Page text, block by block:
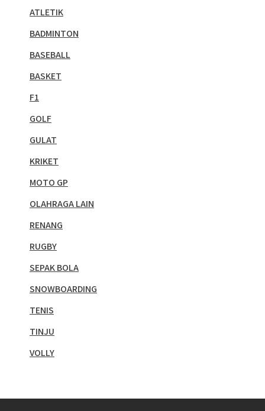
ATLETIK
BADMINTON
BASEBALL
BASKET
F1
GOLF
GULAT
KRIKET
MOTO GP
OLAHRAGA LAIN
RENANG
RUGBY
SEPAK BOLA
SNOWBOARDING
TENIS
TINJU
VOLLY